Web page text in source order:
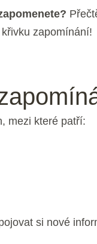
zapomínání!
mezi které patří:
si nové